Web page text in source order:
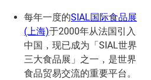
每年一度的SIAL国际食品展
(上海)于2000年从法国引入
中国，现已成为「SIAL世界
三大食品展」之一，是世界
食品贸易交流的重要平台。